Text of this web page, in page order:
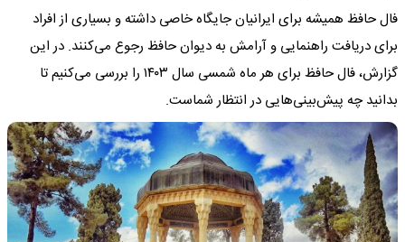
فال حافظ همیشه برای ایرانیان جایگاه خاصی داشته و بسیاری از افراد
برای دریافت راهنمایی و آرامش به دیوان حافظ رجوع می‌کنند. در این
گزارش، فال حافظ برای هر ماه شمسی سال ۱۴۰۳ را بررسی می‌کنیم تا
بدانید چه پیش‌بینی‌هایی در انتظار شماست.